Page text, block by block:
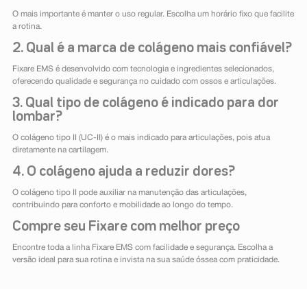
O mais importante é manter o uso regular. Escolha um horário fixo que facilite
a rotina.
2. Qual é a marca de colágeno mais confiável?
Fixare EMS é desenvolvido com tecnologia e ingredientes selecionados,
oferecendo qualidade e segurança no cuidado com ossos e articulações.
3. Qual tipo de colágeno é indicado para dor
lombar?
O colágeno tipo II (UC-II) é o mais indicado para articulações, pois atua
diretamente na cartilagem.
4. O colágeno ajuda a reduzir dores?
O colágeno tipo II pode auxiliar na manutenção das articulações,
contribuindo para conforto e mobilidade ao longo do tempo.
Compre seu Fixare com melhor preço
Encontre toda a linha Fixare EMS com facilidade e segurança. Escolha a
versão ideal para sua rotina e invista na sua saúde óssea com praticidade.